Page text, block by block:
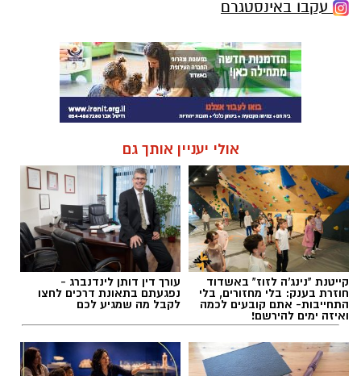
עקבו באינסטגרם
אולי יעניין אותך גם
קייטנת "נינג'ה לזוז" באשדוד
חוזרת בענק: בלי מחזורים, בלי
התחייבות- אתם קובעים לכמה
ואיזה ימים להירשם!
עורך דין דותן לינדנברג -
נפגעתם בתאונת דרכים לחצו
לקבל מה שמגיע לכם